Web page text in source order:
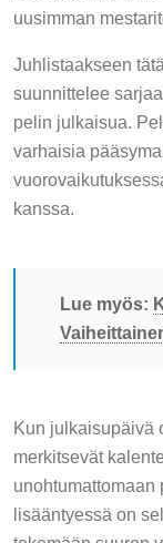
uusimman
Juhlistaakseen
suunnittelee
pelin julkaisua.
varhaisia
kanssa.
Lue myös:
Kun julkaisupäivä
merkitsevät
unohtumattomaan
lisääntyessä on